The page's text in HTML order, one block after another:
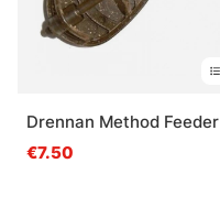
Drennan Method Feeder
€7.50